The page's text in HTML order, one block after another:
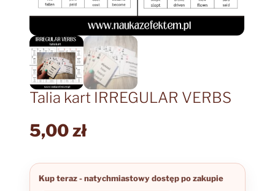
Talia kart IRREGULAR VERBS
5,00zł